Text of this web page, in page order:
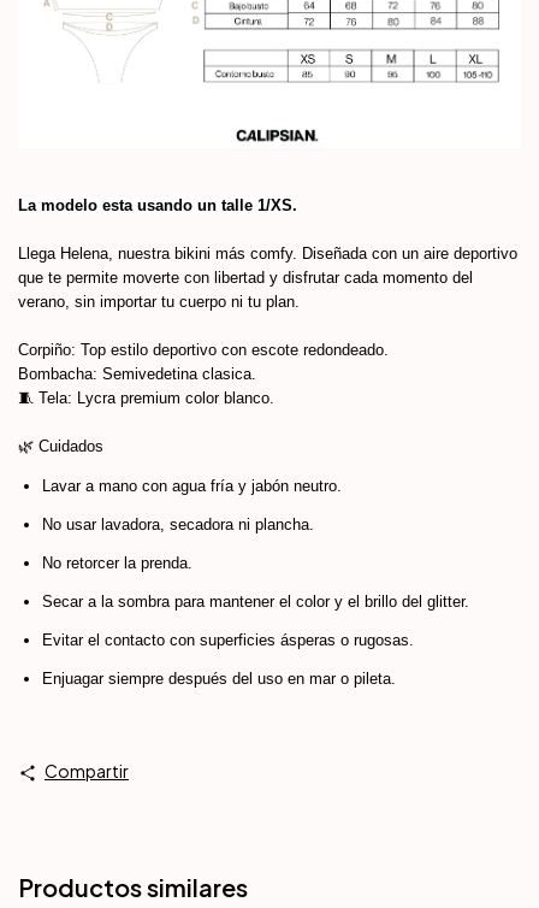
La modelo esta usando un talle 1/XS.
Llega Helena, nuestra bikini más comfy. Diseñada con un aire deportivo
que te permite moverte con libertad y disfrutar cada momento del
verano, sin importar tu cuerpo ni tu plan.
Corpiño: Top estilo deportivo con escote redondeado.
Bombacha: Semivedetina clasica.
🧵 Tela: Lycra premium color blanco.
🌿 Cuidados
Lavar a mano con agua fría y jabón neutro.
No usar lavadora, secadora ni plancha.
No retorcer la prenda.
Secar a la sombra para mantener el color y el brillo del glitter.
Evitar el contacto con superficies ásperas o rugosas.
Enjuagar siempre después del uso en mar o pileta.
Compartir
Productos similares